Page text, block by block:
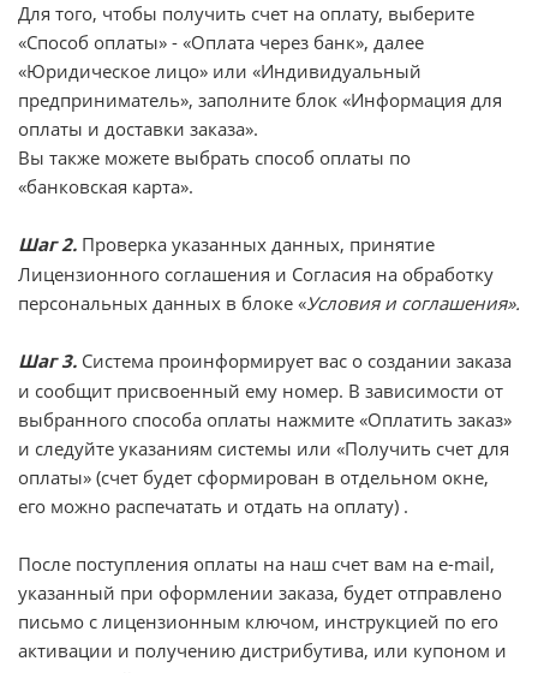
Для того, чтобы получить счет на оплату, выберите
«Способ оплаты» - «Оплата через банк», далее
«Юридическое лицо» или «Индивидуальный
предприниматель», заполните блок «Информация для
оплаты и доставки заказа».
Вы также можете выбрать способ оплаты по
«банковская карта».
Шаг 2. Проверка указанных данных, принятие
Лицензионного соглашения и Согласия на обработку
персональных данных в блоке «Условия и соглашения».
Шаг 3. Система проинформирует вас о создании заказа
и сообщит присвоенный ему номер. В зависимости от
выбранного способа оплаты нажмите «Оплатить заказ»
и следуйте указаниям системы или «Получить счет для
оплаты» (счет будет сформирован в отдельном окне,
его можно распечатать и отдать на оплату) .
После поступления оплаты на наш счет вам на e-mail,
указанный при оформлении заказа, будет отправлено
письмо с лицензионным ключом, инструкцией по его
активации и получению дистрибутива, или купоном и